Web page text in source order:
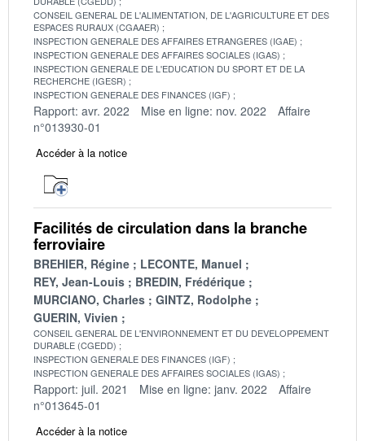
CONSEIL GENERAL DE L'ALIMENTATION, DE L'AGRICULTURE ET DES
ESPACES RURAUX (CGAAER)
INSPECTION GENERALE DES AFFAIRES ETRANGERES (IGAE)
INSPECTION GENERALE DES AFFAIRES SOCIALES (IGAS)
INSPECTION GENERALE DE L'EDUCATION DU SPORT ET DE LA
RECHERCHE (IGESR)
INSPECTION GENERALE DES FINANCES (IGF)
Rapport: avr. 2022 Mise en ligne: nov. 2022
Affaire
n°013930-01
Accéder à la notice
Facilités de circulation dans la branche
ferroviaire
BREHIER, Régine
LECONTE, Manuel
REY, Jean-Louis
BREDIN, Frédérique
MURCIANO, Charles
GINTZ, Rodolphe
GUERIN, Vivien
CONSEIL GENERAL DE L'ENVIRONNEMENT ET DU DEVELOPPEMENT
DURABLE (CGEDD)
INSPECTION GENERALE DES FINANCES (IGF)
INSPECTION GENERALE DES AFFAIRES SOCIALES (IGAS)
Rapport: juil. 2021 Mise en ligne: janv. 2022
Affaire
n°013645-01
Accéder à la notice